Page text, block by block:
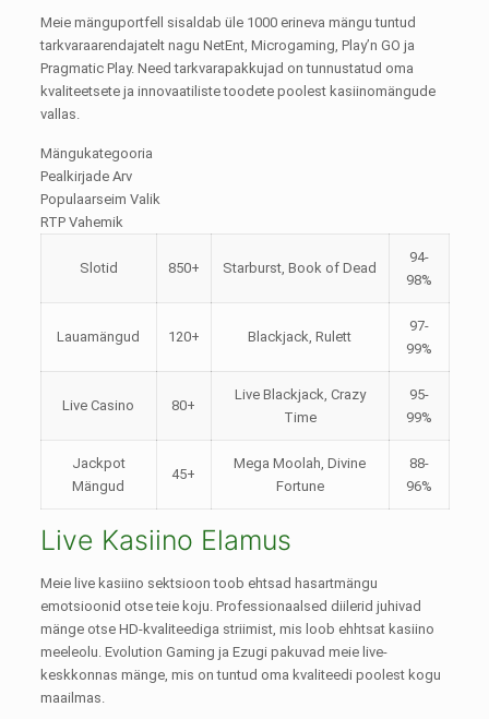
Meie mänguportfell sisaldab üle 1000 erineva mängu tuntud
tarkvaraarendajatelt nagu NetEnt, Microgaming, Play’n GO ja
Pragmatic Play. Need tarkvarapakkujad on tunnustatud oma
kvaliteetsete ja innovaatiliste toodete poolest kasiinomängude
vallas.
Mängukategooria
Pealkirjade Arv
Populaarseim Valik
RTP Vahemik
Slotid 850+ Starburst, Book of Dead
94-
98%
Lauamängud 120+ Blackjack, Rulett
97-
99%
Live Casino 80+
Live Blackjack, Crazy
Time
95-
99%
Jackpot
Mängud
45+
Mega Moolah, Divine
Fortune
88-
96%
Live Kasiino Elamus
Meie live kasiino sektsioon toob ehtsad hasartmängu
emotsioonid otse teie koju. Professionaalsed diilerid juhivad
mänge otse HD-kvaliteediga striimist, mis loob ehhtsat kasiino
meeleolu. Evolution Gaming ja Ezugi pakuvad meie live-
keskkonnas mänge, mis on tuntud oma kvaliteedi poolest kogu
maailmas.